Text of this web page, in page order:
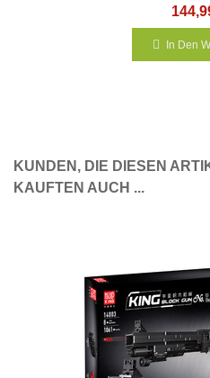
In Den
KUNDEN, DIE DIESEN
KAUFTEN AUCH ...